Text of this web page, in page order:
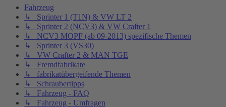
Fahrzeug
↳ Sprinter 1 (T1N) & VW LT 2
↳ Sprinter 2 (NCV3) & VW Crafter 1
↳ NCV3 MOPF (ab 09-2013) spezifische Themen
↳ Sprinter 3 (VS30)
↳ VW Crafter 2 & MAN TGE
↳ Fremdfabrikate
↳ fabrikatübergeifende Themen
↳ Schraubertipps
↳ Fahrzeug - FAQ
↳ Fahrzeug - Umfragen